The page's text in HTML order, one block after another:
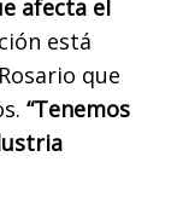
afecta el
está
que
“Tenemos